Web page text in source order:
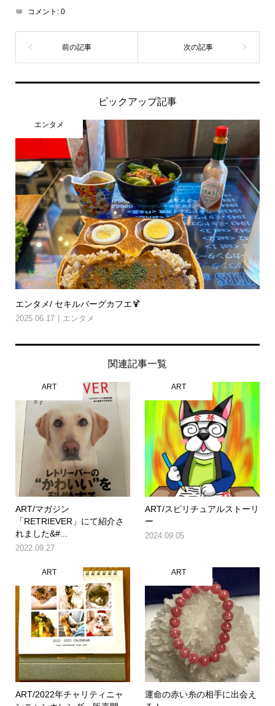
コメント: 0
ピックアップ記事
エンタメ
エンタメ/ セキルバーグカフエ🍹
2025.06.17 エンタメ
関連記事一覧
ART
ART/マガジン
「RETRIEVER」にて紹介さ
れました&#...
2022.09.27
ART
ART/スピリチュアルストーリ
ー
2024.09.05
ART
ART/2022年チャリティニャ
ART
運命の赤い糸の相手に出会え